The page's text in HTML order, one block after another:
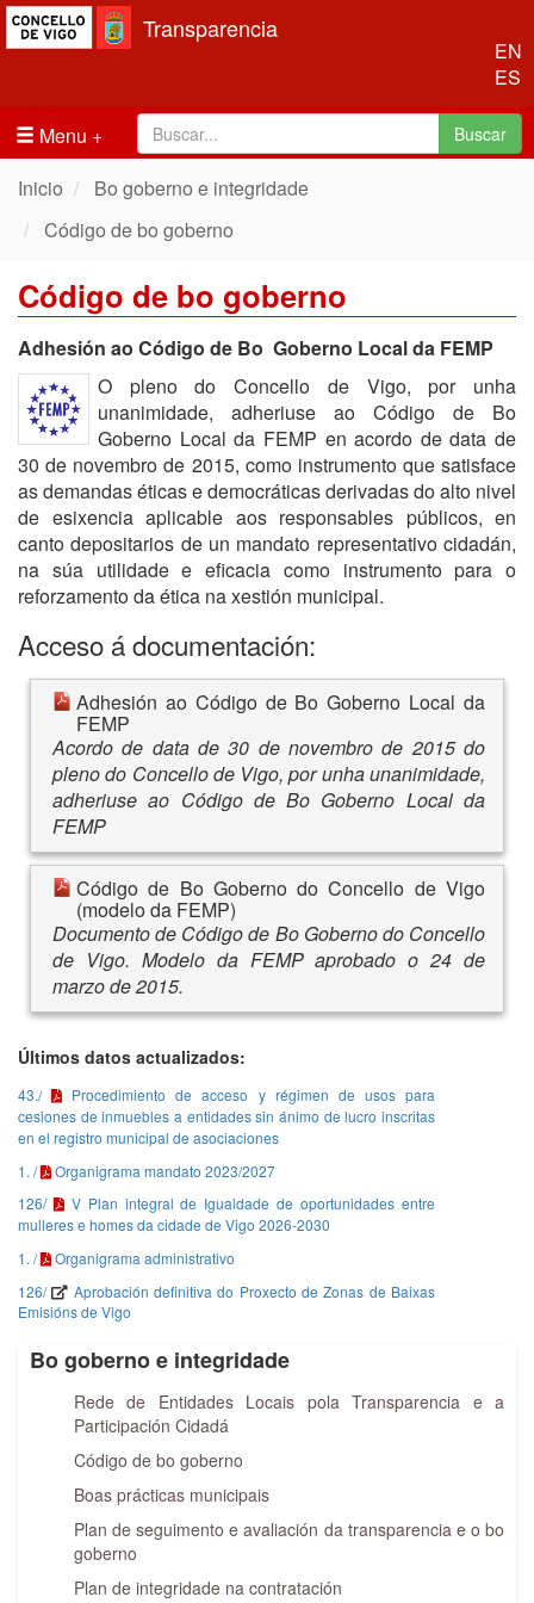
EN
ES
Transparencia
Menu Buscar
Inicio
Bo goberno e integridade
Código de bo goberno
Código de bo goberno
Adhesión ao Código de Bo Goberno Local da FEMP
O pleno do Concello de Vigo, por unha
unanimidade, adheriuse ao Código de Bo
Goberno Local da FEMP en acordo de data de
30 de novembro de 2015, como instrumento que satisface
as demandas éticas e democráticas derivadas do alto nivel
de esixencia aplicable aos responsables públicos, en
canto depositarios de un mandato representativo cidadán,
na súa utilidade e eficacia como instrumento para o
reforzamento da ética na xestión municipal.
Acceso á documentación:
Adhesión ao Código de Bo Goberno Local da
FEMP
Acordo de data de 30 de novembro de 2015 do
pleno do Concello de Vigo, por unha unanimidade,
adheriuse ao Código de Bo Goberno Local da
FEMP
Código de Bo Goberno do Concello de Vigo
(modelo da FEMP)
Documento de Código de Bo Goberno do Concello
de Vigo. Modelo da FEMP aprobado o 24 de
marzo de 2015.
Últimos datos actualizados:
43./
Procedimiento de acceso y régimen de usos para
cesiones de inmuebles a entidades sin ánimo de lucro inscritas
en el registro municipal de asociaciones
1. /
Organigrama mandato 2023/2027
126/
V Plan integral de Igualdade de oportunidades entre
mulleres e homes da cidade de Vigo 2026-2030
1. /
Organigrama administrativo
126/
Aprobación definitiva do Proxecto de Zonas de Baixas
Emisións de Vigo
Bo goberno e integridade
Rede de Entidades Locais pola Transparencia e a
Participación Cidadá
Código de bo goberno
Boas prácticas municipais
Plan de seguimento e avaliación da transparencia e o bo
goberno
Plan de integridade na contratación